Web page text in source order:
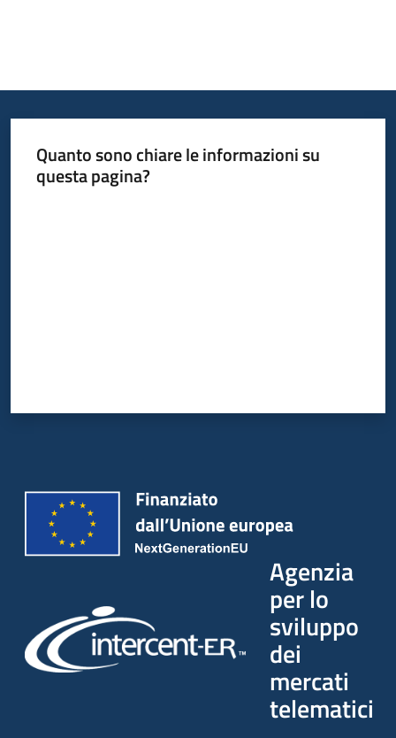
Quanto sono chiare le informazioni su
questa pagina?
Agenzia
per lo
sviluppo
dei
mercati
telematici